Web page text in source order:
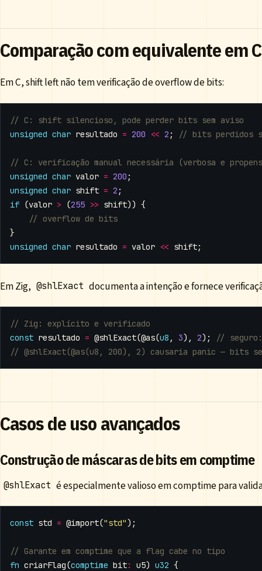
Comparação com equivalente em C
Em C, shift left não tem verificação de overflow de bits:
unsigned char resultado = 200 << 2 ;
unsigned char valor = 200 ;
unsigned char shift = 2 ;
if (valor > (255 >> shift)) {
}
unsigned char resultado = valor << shift;
Em Zig, @shlExact documenta a intenção e fornece
const resultado = @shlExact(@as(u8 , 3), 2);
Casos de uso avançados
Construção de máscaras de bits em comptime
@shlExact é especialmente valioso em comptime para
const std = @import("std");
fn criarFlag(comptime bit: u5) u32 {